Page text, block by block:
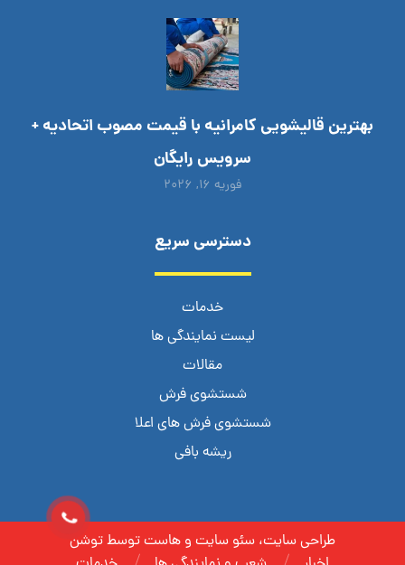
بهترین قالیشویی کامرانیه با قیمت مصوب اتحادیه +
سرویس رایگان
فوریه ۱۶, ۲۰۲۶
دسترسی سریع
خدمات
لیست نمایندگی ها
مقالات
شستشوی فرش
شستشوی فرش های اعلا
ریشه بافی
طراحی سایت، سئو سایت و هاست توسط توشن